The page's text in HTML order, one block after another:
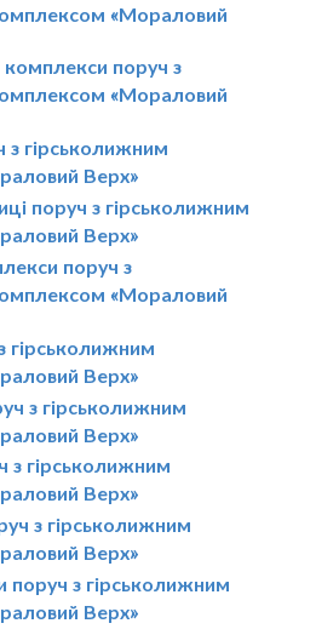
«Мораловий
комплекси поруч з
«Мораловий
з гірськолижним
Верх»
поруч з гірськолижним
Верх»
поруч з
«Мораловий
гірськолижним
Верх»
з гірськолижним
Верх»
з гірськолижним
Верх»
з гірськолижним
Верх»
поруч з гірськолижним
Верх»